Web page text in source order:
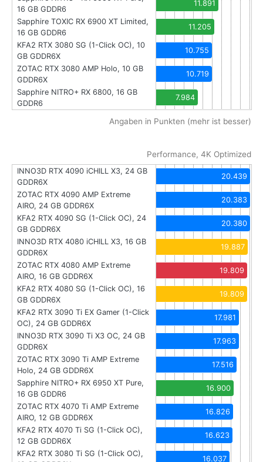
16 GB GDDR6
11.891
Sapphire TOXIC RX 6900 XT Limited,
16 GB GDDR6
11.205
KFA2 RTX 3080 SG (1-Click OC), 10
GB GDDR6X
10.755
ZOTAC RTX 3080 AMP Holo, 10 GB
GDDR6X
10.719
Sapphire NITRO+ RX 6800, 16 GB
GDDR6
7.984
Angaben in Punkten (mehr ist besser)
Performance, 4K Optimized
INNO3D RTX 4090 iCHILL X3, 24 GB
GDDR6X
20.439
ZOTAC RTX 4090 AMP Extreme
AIRO, 24 GB GDDR6X
20.383
KFA2 RTX 4090 SG (1-Click OC), 24
GB GDDR6X
20.380
INNO3D RTX 4080 iCHILL X3, 16 GB
GDDR6X
19.887
ZOTAC RTX 4080 AMP Extreme
AIRO, 16 GB GDDR6X
19.809
KFA2 RTX 4080 SG (1-Click OC), 16
GB GDDR6X
19.809
KFA2 RTX 3090 Ti EX Gamer (1-Click
OC), 24 GB GDDR6X
17.981
INNO3D RTX 3090 Ti X3 OC, 24 GB
GDDR6X
17.963
ZOTAC RTX 3090 Ti AMP Extreme
Holo, 24 GB GDDR6X
17.516
Sapphire NITRO+ RX 6950 XT Pure,
16 GB GDDR6
16.900
ZOTAC RTX 4070 Ti AMP Extreme
AIRO, 12 GB GDDR6X
16.826
KFA2 RTX 4070 Ti SG (1-Click OC),
12 GB GDDR6X
16.623
KFA2 RTX 3080 Ti SG (1-Click OC),
16.037